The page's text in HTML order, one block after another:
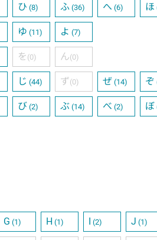
ひ (8) ふ (36) へ (6) ほ
ゆ (11) よ (7)
を (0) ん(0)
じ (44) ず(0) ぜ (14) ぞ
び (2) ぶ (14) べ (2) ぼ
G (1) H (1) I (2) J (1)